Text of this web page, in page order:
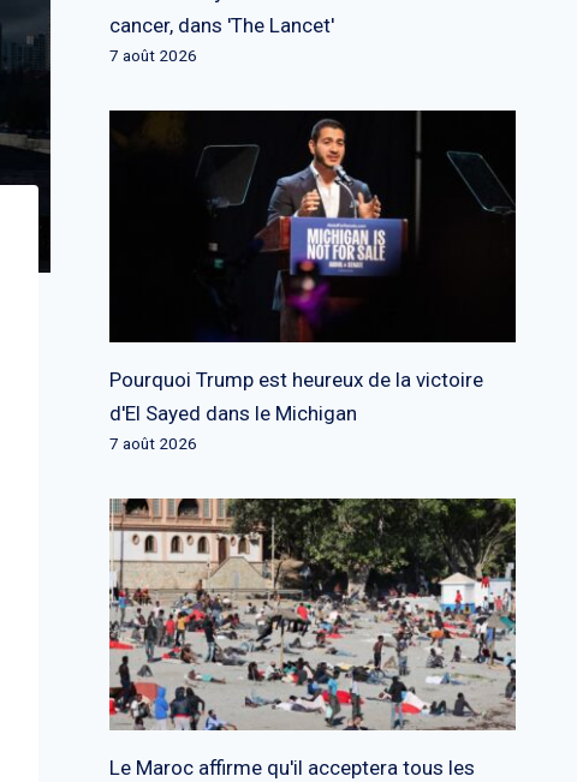
cancer, dans 'The Lancet'
7 août 2026
Pourquoi Trump est heureux de la victoire
d'El Sayed dans le Michigan
7 août 2026
Le Maroc affirme qu'il acceptera tous les